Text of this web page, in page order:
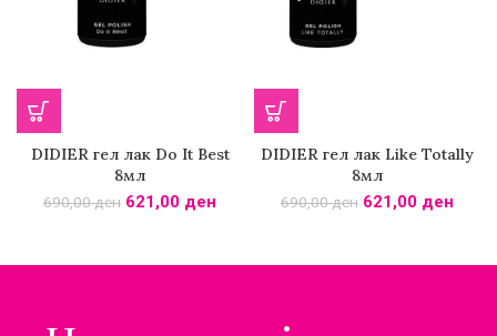
DIDIER гел лак Do It Best
8мл
690,00ден 621,00 ден
DIDIER гел лак Like Totally
8мл
690,00ден 621,00 ден